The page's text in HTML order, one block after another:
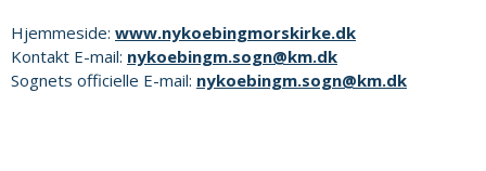
Hjemmeside: www.nykoebingmorskirke.dk
Kontakt E-mail: nykoebingm.sogn@km.dk
Sognets officielle E-mail: nykoebingm.sogn@km.dk